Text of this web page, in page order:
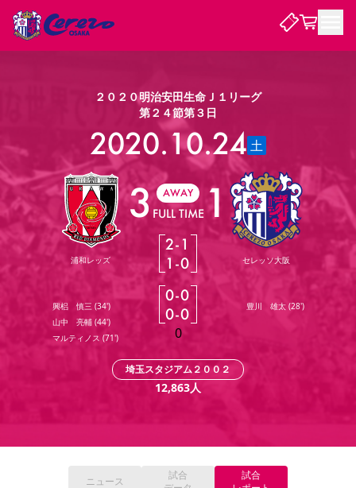
試合日程 / 結果 順位表
チームについて
選手・スタッフ スケジュール メディア情報 アクセス レディース
アカデミー ハナサカプレーヤー 歴代所属選手
チケット
チケット情報 販売スケジュール 価格・席種
購入方法
シーズンシート 法人シーズンシート 福祉サービス
団体チケット
特定興行入場券 譲渡サービス リセールサービス
観戦ガイド
初めて観戦ガイド キッズ向けサービス
観戦マナー&ルール
ビジターサポーター観戦ガイド 公式アプリ
スタジアム
YANMAR HANASAKA STADIUM
アウェイツアー
クラブを知る
セレッソ大阪について
クラブ紹介 シーズン記録 求人情報
サポートする
パートナー企業募集中 セレッソ大阪VISAカード
セレッソアイデアちょうだいな
応援商店街
スポーツクラブ
スポーツクラブ
ファンクラブ
ファンクラブ
SAKURA SOCIO 招待券引換方法 まいセレチケット
婚姻届・出生届・命名書
グッズ チケット イベント ファンクラブ
スポーツクラブ
レディース
２０２０明治安田生命Ｊ１リーグ
第２４節第３日
2020.10.24 土
浦和レッズ
興梠 慎三 (34')
山中 亮輔 (44')
マルティノス (71')
3 AWAY
FULL TIME1
2-1
1-0
0-0
0-0
0
セレッソ大阪
豊川 雄太 (28')
埼玉スタジアム２００２
12,863人
ニュース
試合
試合